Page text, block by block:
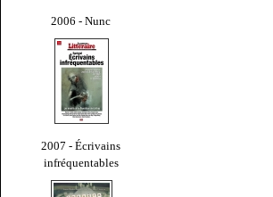
2006 - Nunc
2007 - Écrivains
infréquentables